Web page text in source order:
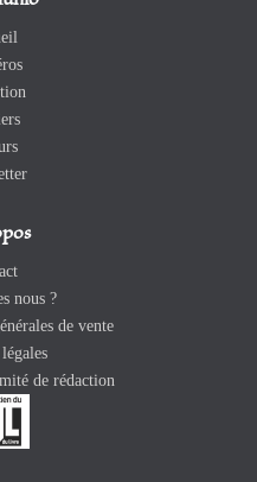
nous ?
de vente
de rédaction